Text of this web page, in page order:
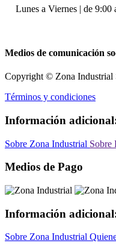
Lunes a Viernes | de 9:00
Medios de comunicación
Copyright © Zona Industrial
Términos y condiciones
Información
Sobre Zona Industrial Sobre
Medios de Pago
Información
Sobre Zona Industrial